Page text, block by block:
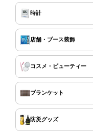
時計
店舗・ブース装飾
コスメ・ビューティー
ブランケット
防災グッズ